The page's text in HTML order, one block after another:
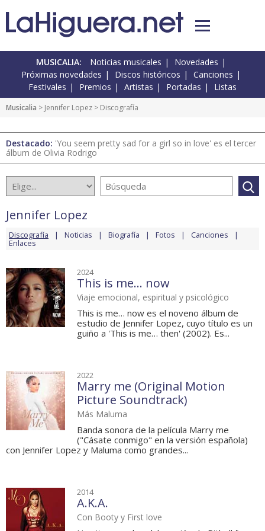
MUSICALIA: Noticias musicales
Novedades
Próximas novedades
Discos históricos
Canciones
Festivales
Premios Artistas Portadas Listas
Musicalia > Jennifer Lopez > Discografía
Destacado: 'You seem pretty sad for a girl so in love' es el tercer
álbum de Olivia Rodrigo
Jennifer Lopez
Discografía Noticias Biografía Fotos Canciones
Enlaces
2024
This is me… now
Viaje emocional, espiritual y psicológico
This is me… now es el noveno álbum de
estudio de Jennifer Lopez, cuyo título es un
guiño a 'This is me… then' (2002). Es...
2022
Marry me (Original Motion
Picture Soundtrack)
Más Maluma
Banda sonora de la película Marry me
("Cásate conmigo" en la versión española)
con Jennifer Lopez y Maluma como grandes...
2014
A.K.A.
Con Booty y First love